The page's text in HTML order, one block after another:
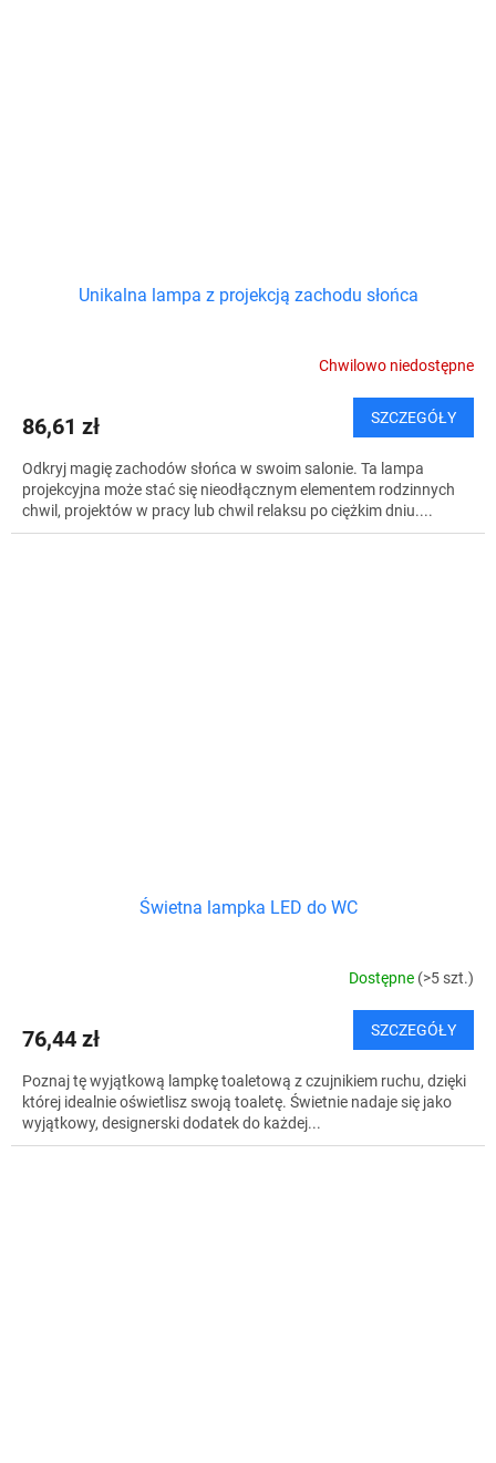
Unikalna lampa z projekcją zachodu słońca
Chwilowo niedostępne
86,61 zł SZCZEGÓŁY
Odkryj magię zachodów słońca w swoim salonie. Ta lampa
projekcyjna może stać się nieodłącznym elementem rodzinnych
chwil, projektów w pracy lub chwil relaksu po ciężkim dniu....
Świetna lampka LED do WC
Dostępne (>5 szt.)
76,44 zł SZCZEGÓŁY
Poznaj tę wyjątkową lampkę toaletową z czujnikiem ruchu, dzięki
której idealnie oświetlisz swoją toaletę. Świetnie nadaje się jako
wyjątkowy, designerski dodatek do każdej...